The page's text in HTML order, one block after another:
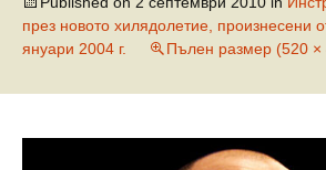
през новото хилядолетие, произнесени
януари 2004 г.
Пълен размер (520 ×